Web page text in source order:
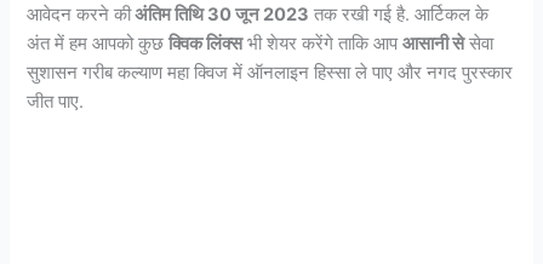
आवेदन करने कीअंतिम तिथि 30 जून 2023 तक रखी गई है. आर्टिकल के
अंत में हम आपको कुछक्विक लिंक्सभी शेयर करेंगे ताकि आपआसानी सेसेवा
सुशासन गरीब कल्याण महा क्विज में ऑनलाइन हिस्सा ले पाए और नगद पुरस्कार
जीत पाए.